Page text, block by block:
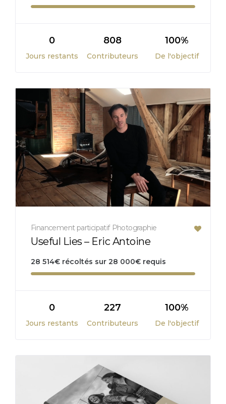
0
Jours restants
808
Contributeurs
100%
De l'objectif
Financement participatif Photographie
Useful Lies – Eric Antoine
28 514€ récoltés sur 28 000€ requis
0
Jours restants
227
Contributeurs
100%
De l'objectif